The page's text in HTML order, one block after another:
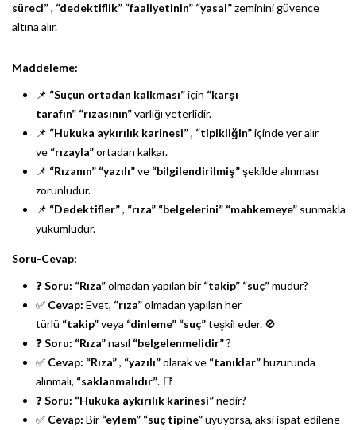
süreci”, “dedektiflik” “faaliyetinin” “yasal”zeminini güvence
altına alır.
Maddeleme:
📌 “Suçun ortadan kalkması”için “karşı
tarafın” “rızasının”varlığı yeterlidir.
📌 “Hukuka aykırılık karinesi”, “tipikliğin”içinde yer alır
ve “rızayla”ortadan kalkar.
📌 “Rızanın” “yazılı”ve “bilgilendirilmiş”şekilde alınması
zorunludur.
📌 “Dedektifler”, “rıza” “belgelerini” “mahkemeye” sunmakla
yükümlüdür.
Soru-Cevap:
❓Soru: “Rıza”olmadan yapılan bir “takip” “suç”mudur?
✅ Cevap: Evet, “rıza”olmadan yapılan her
türlü “takip”veya “dinleme” “suç”teşkil eder. 🚫
❓Soru: “Rıza”nasıl “belgelenmelidir”?
✅ Cevap: “Rıza”, “yazılı”olarak ve “tanıklar”huzurunda
alınmalı, “saklanmalıdır”. 📑
❓Soru: “Hukuka aykırılık karinesi”nedir?
✅ Cevap: Bir “eylem” “suç tipine”uyuyorsa, aksi ispat edilene